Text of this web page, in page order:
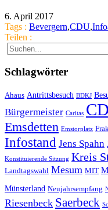
6. April 2017
Tags : Bevergern,CDU,
Teilen :
Schlagwörter
Ahaus Antrittsbesuch BDKJ
Bürgermeister Caritas
Emsdetten Emstorplatz
Infostand Jens Spahn
Konstituierende Sitzung Kreis
Landtagswahl Mesum MIT
Münsterland Neujahrsempfang
Riesenbeck Saerbeck